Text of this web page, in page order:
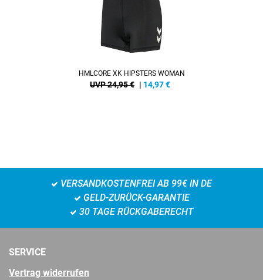
HMLCORE XK HIPSTERS WOMAN
UVP 24,95 € | 14,97€
VERSANDKOSTENFREI AB 99€ IN DE
GELD-ZURÜCK-GARANTIE
30 TAGE RÜCKGABERECHT
SERVICE
Vertrag widerrufen